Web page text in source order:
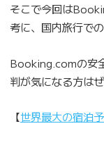
そこで今回は
考に、国内旅行で
Booking.comの安
判が気になる方は
【世界最大の宿泊